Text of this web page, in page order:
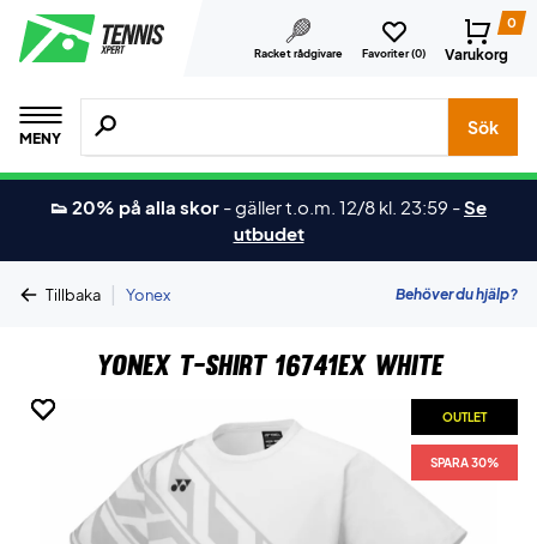
Racket rådgivare Favoriter (0)
0
Varukorg
MENY
Sök efter produkter, märken osv.
Sök
👟 20% på alla skor -gäller t.o.m. 12/8 kl. 23:59 -Se
utbudet
Tillbaka | Yonex Behöver du hjälp?
Yonex T-shirt 16741EX White
OUTLET
SPARA 30%
OUTLET
SPARA 30%
OUTLET
SPARA 30%
OUTLET
SPARA 30%